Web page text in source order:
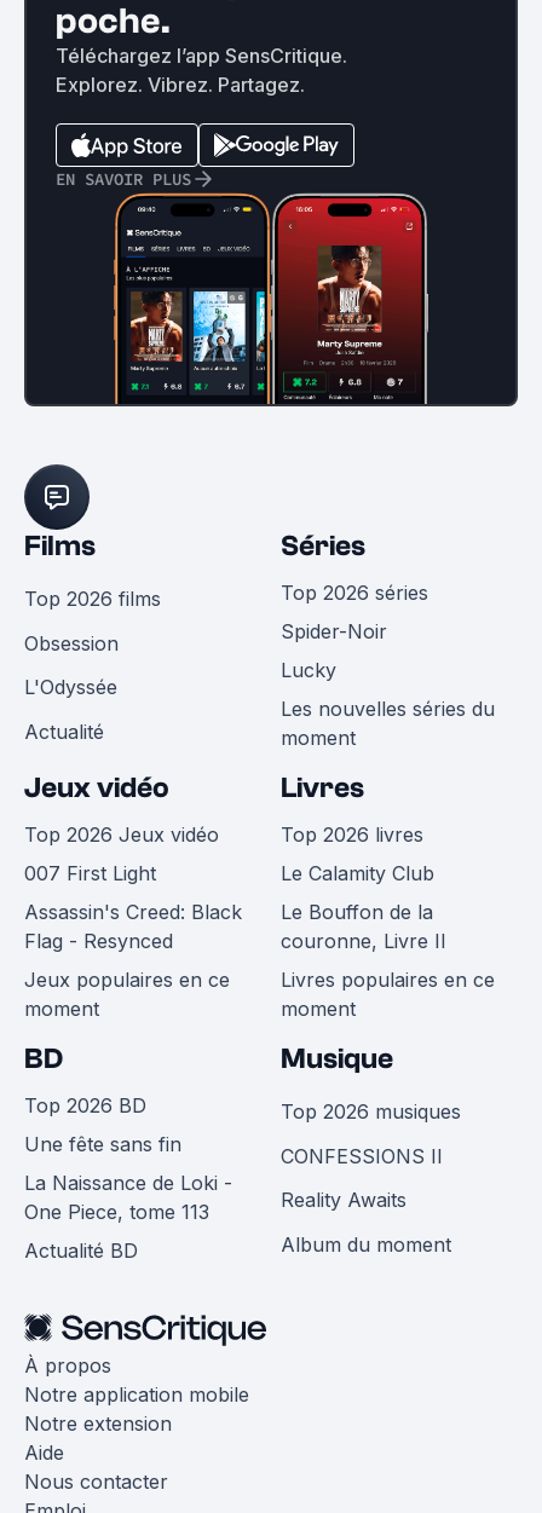
poche.
Téléchargez l’app SensCritique.
Explorez. Vibrez. Partagez.
EN SAVOIR PLUS
Films
Top 2026 films
Obsession
L'Odyssée
Actualité
Séries
Top 2026 séries
Spider-Noir
Lucky
Les nouvelles séries du
moment
Jeux vidéo
Top 2026 Jeux vidéo
007 First Light
Assassin's Creed: Black
Flag - Resynced
Jeux populaires en ce
moment
Livres
Top 2026 livres
Le Calamity Club
Le Bouffon de la
couronne, Livre II
Livres populaires en ce
moment
BD
Top 2026 BD
Une fête sans fin
La Naissance de Loki -
One Piece, tome 113
Actualité BD
Musique
Top 2026 musiques
CONFESSIONS II
Reality Awaits
Album du moment
À propos
Notre application mobile
Notre extension
Aide
Nous contacter